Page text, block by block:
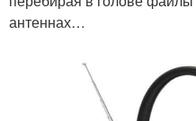
антеннах…